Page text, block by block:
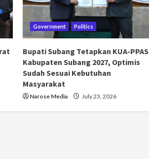
Government Politics
Bupati Subang Tetapkan KUA-PPAS
Kabupaten Subang 2027, Optimis
Sudah Sesuai Kebutuhan
Masyarakat
Narose Media July 23, 2026